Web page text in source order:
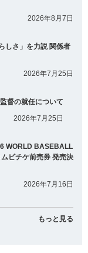
2026年8月7日
しさ」を力説 関係者
2026年7月25日
督の就任について
2026年7月25日
WORLD BASEBALL
ビチケ前売券 発売決
2026年7月16日
もっと見る